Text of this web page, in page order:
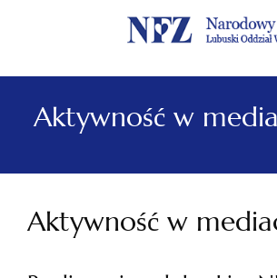
Menu
główne
Menu
lewe
Treść
główna
Szukaj
w
serwisie
Stopka
Aktywność w
Aktywność w